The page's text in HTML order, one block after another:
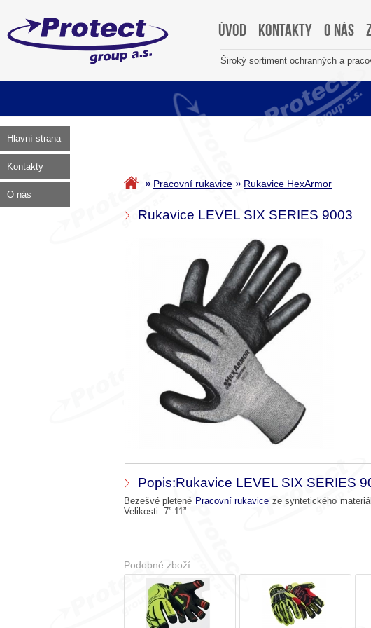
» Pracovní rukavice » Rukavice HexArmor
Rukavice LEVEL SIX SERIES 9003
Popis:Rukavice LEVEL SIX SERIES
Bezešvé pletené Pracovní rukavice ze syntetického
Velikosti: 7”-11”
Podobné zboží:
Hlavní strana
Kontakty
O nás
Úvod Kontakty O nás
Široký sortiment ochranných a